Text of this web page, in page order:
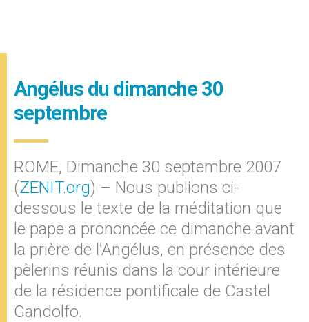
Angélus du dimanche 30
septembre
ROME, Dimanche 30 septembre 2007
(ZENIT.org) – Nous publions ci-
dessous le texte de la méditation que
le pape a prononcée ce dimanche avant
la prière de l’Angélus, en présence des
pèlerins réunis dans la cour intérieure
de la résidence pontificale de Castel
Gandolfo.